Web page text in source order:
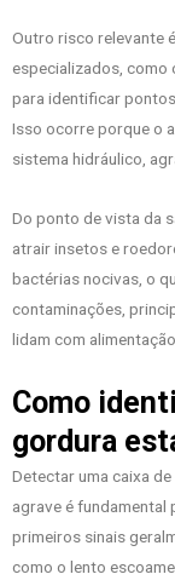
Outro risco relevante
especializados, como
para identificar
Isso ocorre porque o
sistema hidráulico,
Do ponto de vista da
atrair insetos e
bactérias nocivas, o
contaminações,
lidam com
Como
gordura
Detectar uma caixa
agrave é
primeiros sinais
como o lento